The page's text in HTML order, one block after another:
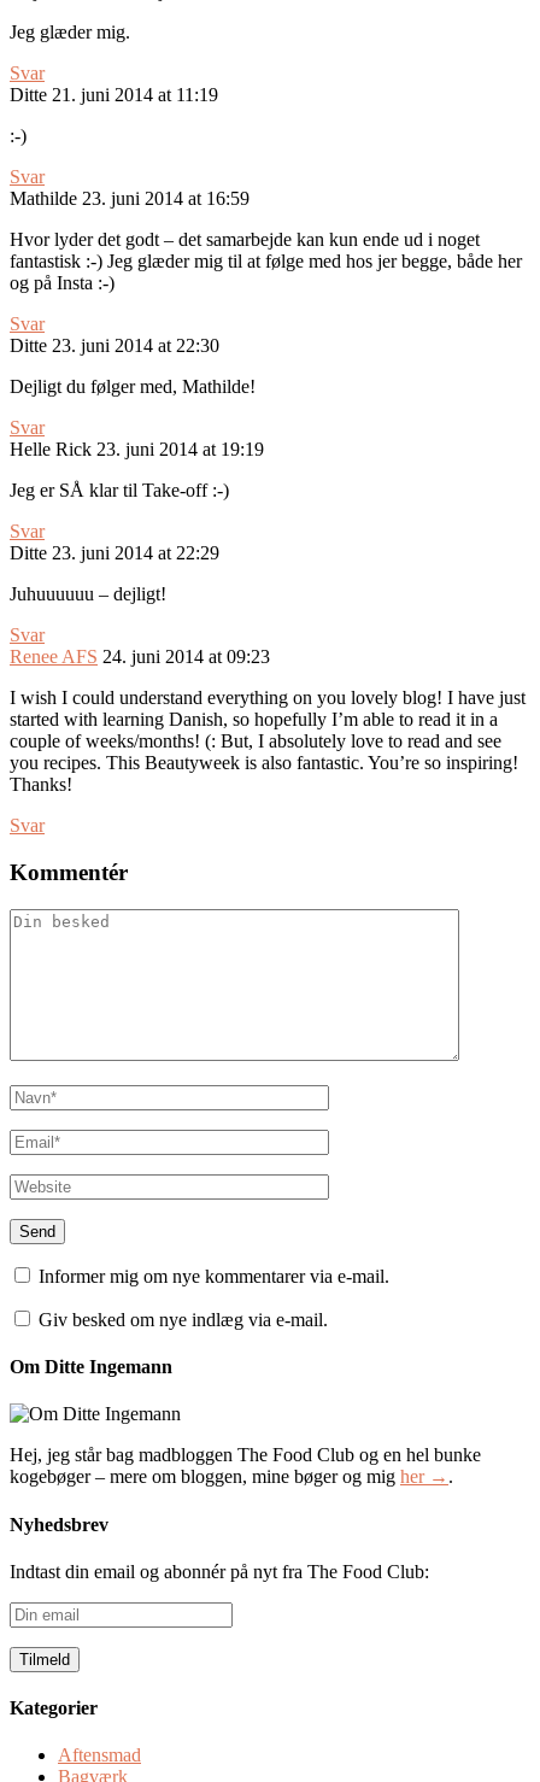
Jeg glæder mig.
Svar
Ditte 21. juni 2014 at 11:19
:-)
Svar
Mathilde 23. juni 2014 at 16:59
Hvor lyder det godt – det samarbejde kan kun ende ud i noget
fantastisk :-) Jeg glæder mig til at følge med hos jer begge, både her
og på Insta :-)
Svar
Ditte 23. juni 2014 at 22:30
Dejligt du følger med, Mathilde!
Svar
Helle Rick 23. juni 2014 at 19:19
Jeg er SÅ klar til Take-off :-)
Svar
Ditte 23. juni 2014 at 22:29
Juhuuuuuu – dejligt!
Svar
Renee AFS 24. juni 2014 at 09:23
I wish I could understand everything on you lovely blog! I have just
started with learning Danish, so hopefully I’m able to read it in a
couple of weeks/months! (: But, I absolutely love to read and see
you recipes. This Beautyweek is also fantastic. You’re so inspiring!
Thanks!
Svar
Kommentér
Informer mig om nye kommentarer via e-mail.
Giv besked om nye indlæg via e-mail.
Om Ditte Ingemann
Hej, jeg står bag madbloggen The Food Club og en hel bunke
kogebøger – mere om bloggen, mine bøger og mig her → .
Nyhedsbrev
Indtast din email og abonnér på nyt fra The Food Club:
Din
email
Kategorier
Aftensmad
Bagværk